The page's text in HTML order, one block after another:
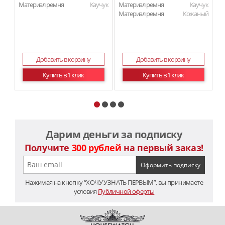
Материал ремня
Каучук
Добавить в корзину
Купить в 1 клик
Материал ремня
Каучук
Материал ремня
Кожаный
Добавить в корзину
Купить в 1 клик
Дарим деньги за подписку
Получите 300 рублей на первый заказ!
Нажимая на кнопку “ХОЧУ УЗНАТЬ ПЕРВЫМ”, вы принимаете
условия Публичной оферты